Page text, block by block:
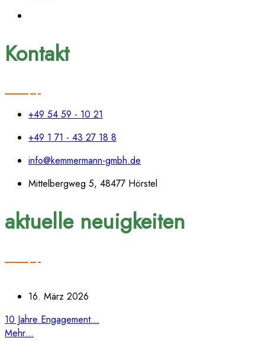
Kontakt
+49 54 59 - 10 21
+49 1 71 - 43 27 18 8
info@kemmermann-gmbh.de
Mittelbergweg 5, 48477 Hörstel
aktuelle neuigkeiten
16. März 2026
10 Jahre Engagement...
Mehr...